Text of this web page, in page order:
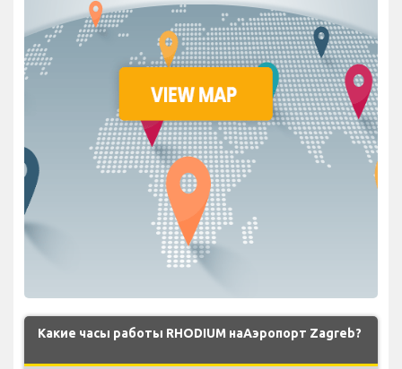
Какие часы работы RHODIUM наАэропорт Zagreb?